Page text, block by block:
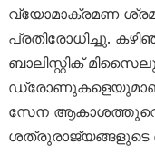
വ്യോമാക്രമണ
പ്രതിരോധിച്ചു.
ബാലിസ്റ്റിക്
സേന
ശത്രുരാജ്യങ്ങളുടെ